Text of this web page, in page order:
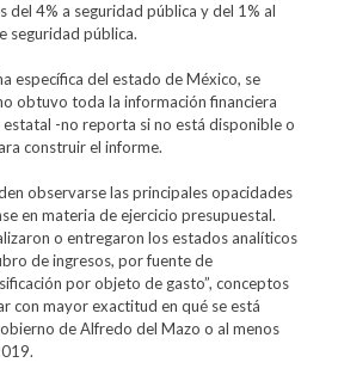
del 4% a seguridad pública y del 1% al
seguridad pública.
específica del estado de México, se
obtuvo toda la información financiera
-no reporta si no está disponible o
construir el informe.
observarse las principales opacidades
en materia de ejercicio presupuestal.
o entregaron los estados analíticos
de ingresos, por fuente de
por objeto de gasto”, conceptos
con mayor exactitud en qué se está
de Alfredo del Mazo o al menos